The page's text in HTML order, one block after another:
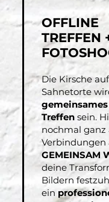
OFFLINE
TREFFEN
Die Kirsche
Sahnetorte
Treffen sein.
nochmal ganz
GEMEINSAM
deine
Bildern
ein